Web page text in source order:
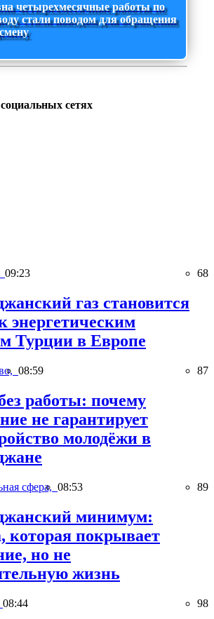
четырехмесячные работы по
стали поводом для обращения
сетях
09:23 68
газ становится
энергетическим
Турции в Европе
08:59 87
работы: почему
не гарантирует
молодёжи в
сфера, 08:53 89
минимум:
которая покрывает
но не
жизнь
08:44 98